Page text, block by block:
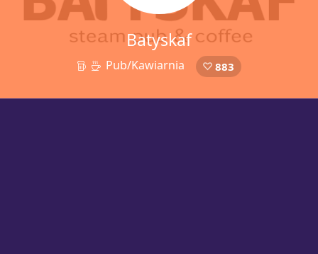
Batyskaf
24 Pub/Kawiarnia 883